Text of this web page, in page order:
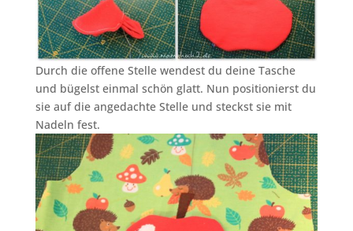
Durch die offene Stelle wendest du deine Tasche
und bügelst einmal schön glatt. Nun positionierst du
sie auf die angedachte Stelle und steckst sie mit
Nadeln fest.